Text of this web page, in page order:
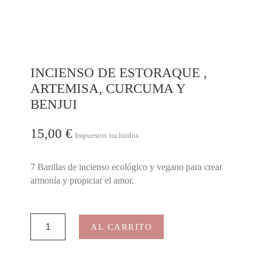
INCIENSO DE ESTORAQUE ,
ARTEMISA, CURCUMA Y
BENJUI
15,00 € Impuestos incluidos
7 Barillas de incienso ecológico y vegano para crear
armonía y propiciar el amor.
AL CARRITO